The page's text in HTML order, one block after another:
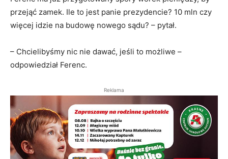
przejąć zamek. Ile to jest panie prezydencie? 10 mln czy
więcej idzie na budowę nowego sądu? – pytał.
– Chcielibyśmy nic nie dawać, jeśli to możliwe –
odpowiedział Ferenc.
Reklama